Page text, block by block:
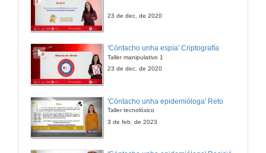
23 de dec. de 2020
'Cóntacho unha espía' Criptografía
Taller manipulativo 1
23 de dec. de 2020
'Cóntacho unha epidemióloga' Reto
Taller tecnolóxico
3 de feb. de 2023